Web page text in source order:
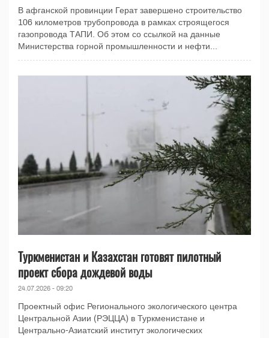
В афганской провинции Герат завершено строительство
106 километров трубопровода в рамках строящегося
газопровода ТАПИ. Об этом со ссылкой на данные
Министерства горной промышленности и нефти...
Туркменистан и Казахстан готовят пилотный
проект сбора дождевой воды
24.07.2026 - 09:20
Проектный офис Регионального экологического центра
Центральной Азии (РЭЦЦА) в Туркменистане и
Центрально-Азиатский институт экологических